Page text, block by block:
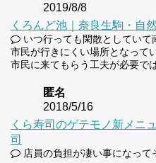
2019/8/8
くろんど池｜奈良生駒・自
いつ行っても閑散としていて
市民が行きにくい場所となって
市民に来てもらう工夫が必要で
匿名
2018/5/16
くら寿司のゲテモノ新メニ
司
店員の負担が凄い事になって